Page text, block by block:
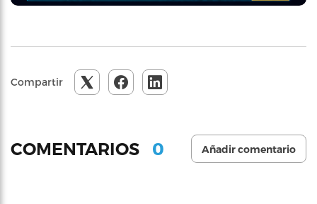
Compartir
COMENTARIOS 0 Añadir comentario